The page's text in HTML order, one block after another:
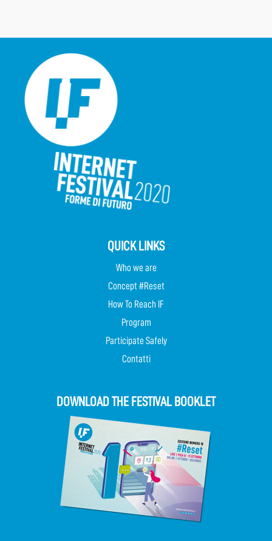
QUICK LINKS
Who we are
Concept #Reset
How To Reach IF
Program
Participate Safely
Contatti
DOWNLOAD THE FESTIVAL BOOKLET